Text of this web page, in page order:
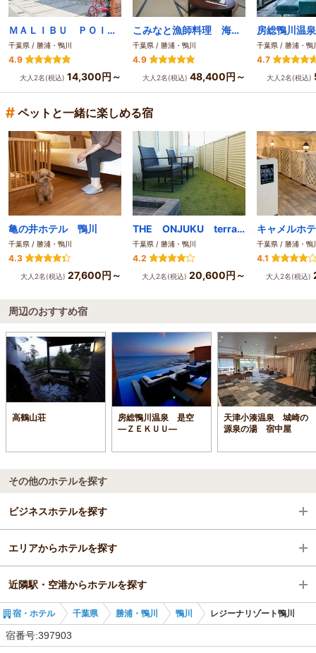
ＭＡＬＩＢＵ ＰＯＩＮＴ
千葉県 / 勝浦・鴨川
4.9
大人2名(税込) 14,300円～
こみなと漁師料理 海の庭
千葉県 / 勝浦・鴨川
4.9
大人2名(税込) 48,400円～
千葉県 / 勝浦・鴨
4.7
大人2名(税込)
# ペットと一緒に楽しめる宿
亀の井ホテル 鴨川
千葉県 / 勝浦・鴨川
4.3
大人2名(税込) 27,600円～
THE ONJUKU terrace
千葉県 / 勝浦・鴨川
4.2
大人2名(税込) 20,600円～
千葉県 / 勝浦・鴨
4.1
大人2名(税込)
周辺のおすすめ宿
高鶴山荘
房総鴨川温泉 是空
―ＺＥＫＵＵ―
天津小湊温泉 城崎の
源泉の湯 宿中屋
その他のホテルを探す
ビジネスホテルを探す
千葉県
勝浦・鴨川
鴨川
エリアからホテルを探す
千葉県
勝浦・鴨川
近隣駅・空港からホテルを探す
安房鴨川駅
宿・ホテル 千葉県 勝浦・鴨川 鴨川 レジーナリゾート鴨川
宿番号:397903